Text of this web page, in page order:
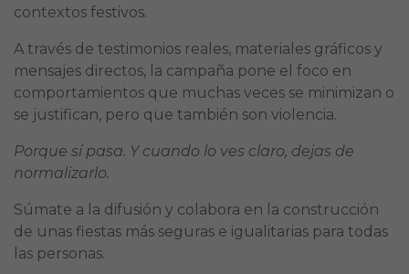
contextos festivos.
A través de testimonios reales, materiales gráficos y
mensajes directos, la campaña pone el foco en
comportamientos que muchas veces se minimizan o
se justifican, pero que también son violencia.
Porque sí pasa. Y cuando lo ves claro, dejas de
normalizarlo.
Súmate a la difusión y colabora en la construcción
de unas fiestas más seguras e igualitarias para todas
las personas.